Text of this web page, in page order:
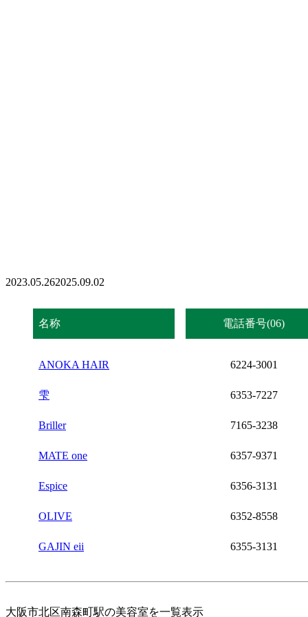
2023.05.262025.09.02
名称 電話番号(06)
ANOKA HAIR 6224-3001
雫 6353-7227
Briller 7165-3238
MATE one 6357-9371
Espice 6356-3131
OLIVE 6352-8558
GAJIN eii 6355-3131
大阪市北区南森町駅の美容室を一覧表示